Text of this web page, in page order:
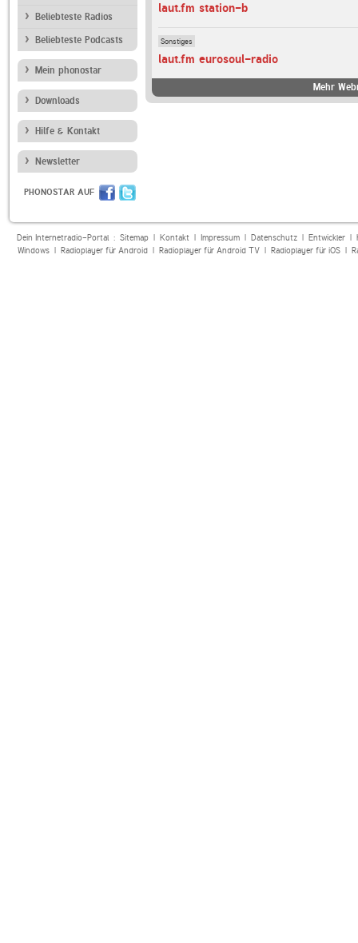
Beliebteste Radios
Beliebteste Podcasts
Mein phonostar
Downloads
Hilfe & Kontakt
Newsletter
PHONOSTAR AUF
laut.fm station-b
Sonstiges
laut.fm eurosoul-radio
Mehr
Dein Internetradio-Portal : Sitemap| Kontakt| Impressum| Datenschutz| Entwickler|
Windows| Radioplayer für Android| Radioplayer für Android TV| Radioplayer für iOS|